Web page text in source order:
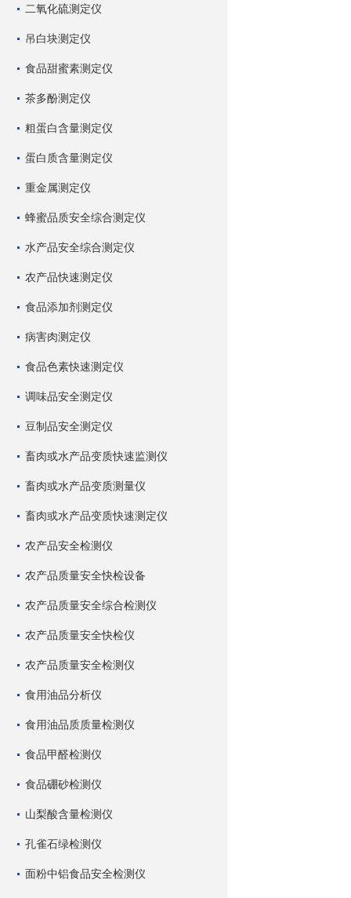
二氧化硫测定仪
吊白块测定仪
食品甜蜜素测定仪
茶多酚测定仪
粗蛋白含量测定仪
蛋白质含量测定仪
重金属测定仪
蜂蜜品质安全综合测定仪
水产品安全综合测定仪
农产品快速测定仪
食品添加剂测定仪
病害肉测定仪
食品色素快速测定仪
调味品安全测定仪
豆制品安全测定仪
畜肉或水产品变质快速监测仪
畜肉或水产品变质测量仪
畜肉或水产品变质快速测定仪
农产品安全检测仪
农产品质量安全快检设备
农产品质量安全综合检测仪
农产品质量安全快检仪
农产品质量安全检测仪
食用油品分析仪
食用油品质质量检测仪
食品甲醛检测仪
食品硼砂检测仪
山梨酸含量检测仪
孔雀石绿检测仪
面粉中铝食品安全检测仪